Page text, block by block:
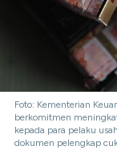
Foto: Kementerian
berkomitmen
kepada para pelaku
dokumen pelengkap